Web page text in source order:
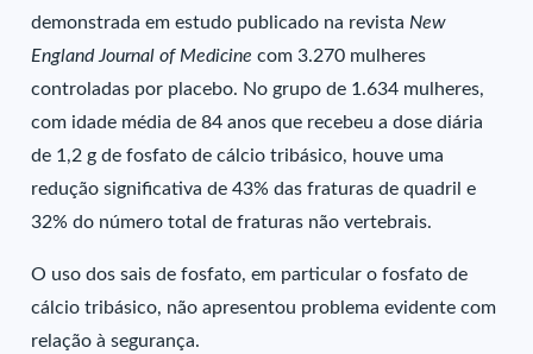
demonstrada em estudo publicado na revista New
England Journal of Medicine com 3.270 mulheres
controladas por placebo. No grupo de 1.634 mulheres,
com idade média de 84 anos que recebeu a dose diária
de 1,2 g de fosfato de cálcio tribásico, houve uma
redução significativa de 43% das fraturas de quadril e
32% do número total de fraturas não vertebrais.
O uso dos sais de fosfato, em particular o fosfato de
cálcio tribásico, não apresentou problema evidente com
relação à segurança.